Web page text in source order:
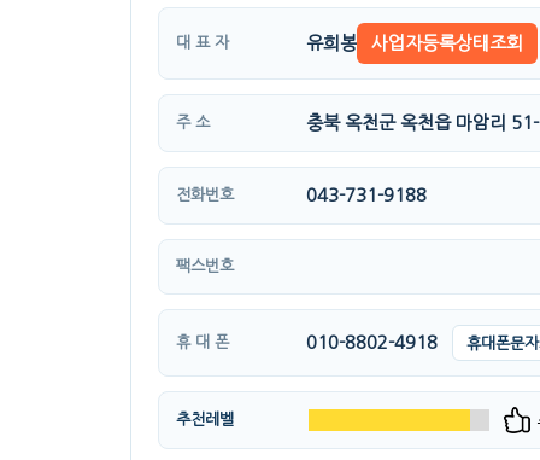
대 표 자 유희봉 사업자등록상태조회
주 소 충북 옥천군 옥천읍 마암리
전화번호 043-731-9188
팩스번호
휴 대 폰 010-8802-4918 휴대폰문
추천레벨